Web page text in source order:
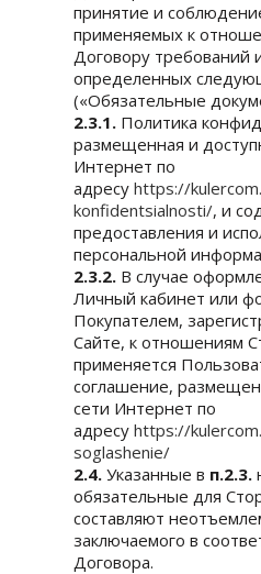
принятие и
применяемых к
Договору требований
определенных
(«Обязательные
2.3.1. Политика
размещенная и
Интернет по
адресуhttps://
konfidentsialnosti/, и
предоставления и
персональной
2.3.2. В случае
Личный кабинет или
Покупателем,
Сайте, к отношениям
применяется
соглашение,
сети Интернет по
адресуhttps://
soglashenie/
2.4. Указанные в п.2.3.
обязательные для
составляют
заключаемого в
Договора.